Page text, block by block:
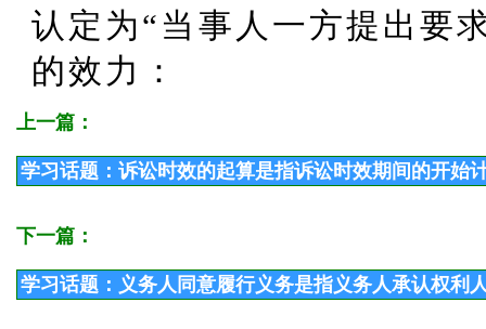
认定为“当事人一方提出要
的效力：
上一篇：
学习话题：诉讼时效的起算是指诉讼时效期间的开始
下一篇：
学习话题：义务人同意履行义务是指义务人承认权利